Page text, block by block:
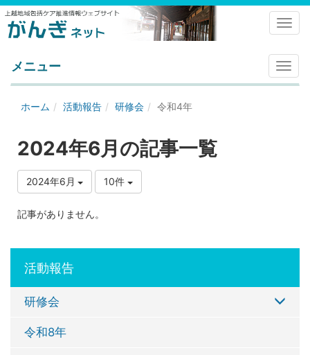
メ
ニ
メニュー
ホーム 活動報告 研修会 令和4年
2024年6月の記事一覧
2024年6月 10件
記事がありません。
活動報告
研修会
令和8年